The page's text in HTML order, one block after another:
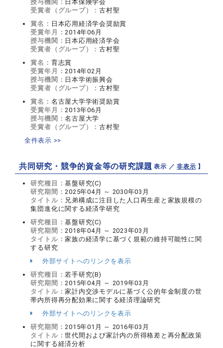
授与機関： 日本保険学会
受賞者（グループ）：古村聖
賞名： 日本応用経済学会奨励賞
受賞年月：2014年06月
授与機関： 日本応用経済学会
受賞者（グループ）：古村聖
賞名： 育志賞
受賞年月：2014年02月
授与機関： 日本学術振興会
受賞者（グループ）：古村聖
賞名： 名古屋大学学術奨励賞
受賞年月：2013年06月
授与機関：名古屋大学
受賞者（グループ）：古村聖
全件表示 >>
共同研究・競争的資金等の研究課題【 表示 ／非表示 】
研究種目：基盤研究(C)
研究期間：2025年04月 ～ 2030年03月
タイトル： 兄弟構成に注目した人口再生産と家族規模の
集団進化に関する経済学研究
研究種目：基盤研究(C)
研究期間：2018年04月 ～ 2023年03月
タイトル：家族の経済学に基づく規範の維持可能性に関
する研究
外部サイトへのリンクを表示
研究種目：若手研究(B)
研究期間：2015年04月 ～ 2019年03月
タイトル：家計内交渉モデルに基づく公的年金制度の世
帯内所得再分配効果に関する経済理論研究
外部サイトへのリンクを表示
研究期間：2015年01月 ～ 2016年03月
タイトル：世代間および家計内の所得格差と再分配政策
に関する経済分析